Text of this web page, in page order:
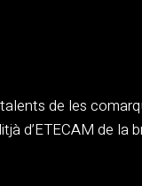
de les
d’ETECAM de la